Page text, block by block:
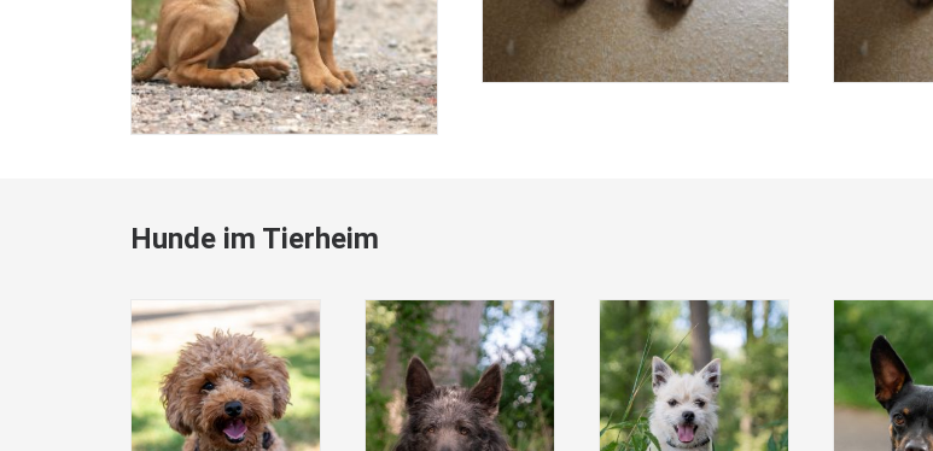
Hunde im Tierheim